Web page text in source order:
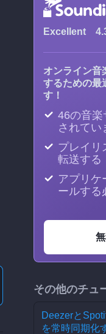
Excellent
オンライン音
するための最
す！
46の音楽
されてい
プレイリ
転送する
アプリケ
ールする
その他のチュ
Deezerと
を常時同期化